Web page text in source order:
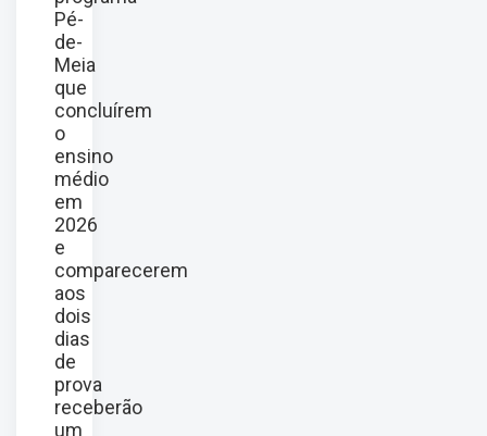
Pé-
de-
Meia
que
concluírem
o
ensino
médio
em
2026
e
comparecerem
aos
dois
dias
de
prova
receberão
um